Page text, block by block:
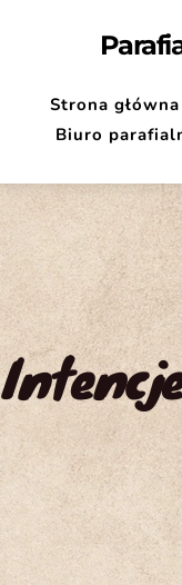
Strona główna
Biuro